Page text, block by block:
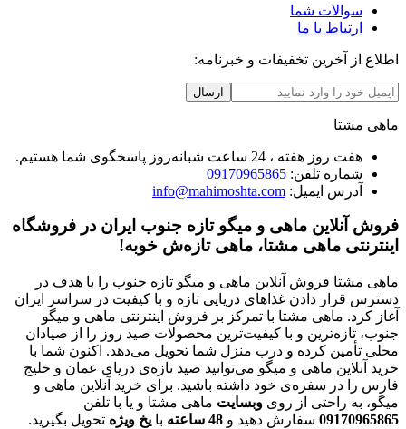
سوالات شما
ارتباط با ما
اطلاع از آخرین تخفیفات و خبرنامه:
ارسال
ماهی مشتا
هفت روز هفته ، 24 ساعت شبانه‌روز پاسخگوی شما هستیم.
شماره تلفن: 09170965865
آدرس ایمیل: info@mahimoshta.com
فروش آنلاین ماهی و میگو تازه جنوب ایران در فروشگاه
اینترنتی ماهی مشتا، ماهی تازه‌ش خوبه!
ماهی مشتا فروش آنلاین ماهی و میگو تازه جنوب را با هدف در
دسترس قرار دادن غذاهای دریایی تازه و با کیفیت در سراسر ایران
آغاز کرد. ماهی مشتا با تمرکز بر فروش اینترنتی ماهی و میگو
جنوب، تازه‌ترین و با کیفیت‌ترین محصولات صید روز را از صیادان
محلی تأمین کرده و درب منزل شما تحویل می‌دهد. اکنون شما با
خرید آنلاین ماهی و میگو می‌توانید صید تازه‌ی دریای عمان و خلیج
فارس را در سفره‌ی خود داشته باشید. برای خرید آنلاین ماهی و
میگو، به راحتی از روی وبسایت ماهی مشتا و یا با تلفن
09170965865 سفارش دهید و 48 ساعته با یخ ویژه تحویل بگیرید.